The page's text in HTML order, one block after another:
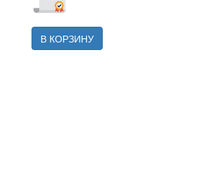
В КОРЗИНУ